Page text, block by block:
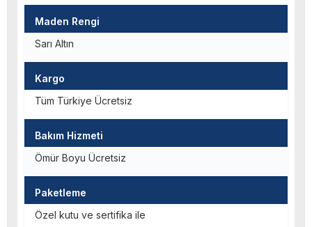
Maden Rengi
Sarı Altın
Kargo
Tüm Türkiye Ücretsiz
Bakım Hizmeti
Ömür Boyu Ücretsiz
Paketleme
Özel kutu ve sertifika ile